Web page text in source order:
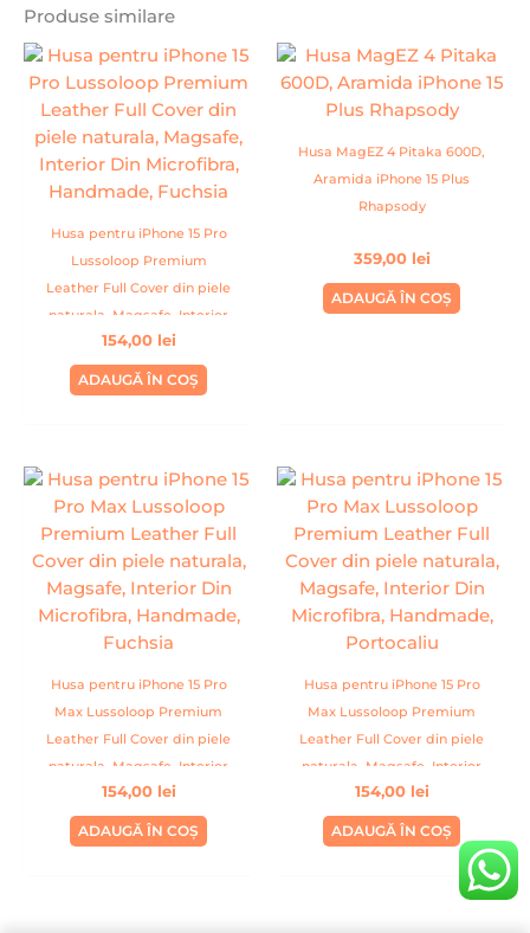
Produse similare
Husa pentru iPhone 15 Pro
Lussoloop Premium
Leather Full Cover din piele
naturala, Magsafe, Interior
Din Microfibra, Handmade,
Fuchsia
154,00 lei
ADAUGĂ ÎN COȘ
Husa MagEZ 4 Pitaka 600D,
Aramida iPhone 15 Plus
Rhapsody
359,00 lei
ADAUGĂ ÎN COȘ
Husa pentru iPhone 15 Pro
Max Lussoloop Premium
Leather Full Cover din piele
naturala, Magsafe, Interior
Din Microfibra, Handmade,
Fuchsia
154,00 lei
ADAUGĂ ÎN COȘ
Husa pentru iPhone 15 Pro
Max Lussoloop Premium
Leather Full Cover din piele
naturala, Magsafe, Interior
Din Microfibra, Handmade,
Portocaliu
154,00 lei
ADAUGĂ ÎN COȘ